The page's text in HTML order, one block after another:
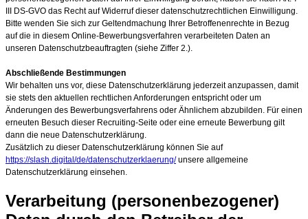
III DS-GVO das Recht auf Widerruf dieser datenschutzrechtlichen Einwilligung.
Bitte wenden Sie sich zur Geltendmachung Ihrer Betroffenenrechte in Bezug
auf die in diesem Online-Bewerbungsverfahren verarbeiteten Daten an
unseren Datenschutzbeauftragten (siehe Ziffer 2.).
Abschließende Bestimmungen
Wir behalten uns vor, diese Datenschutzerklärung jederzeit anzupassen, damit
sie stets den aktuellen rechtlichen Anforderungen entspricht oder um
Änderungen des Bewerbungsverfahrens oder Ähnlichem abzubilden. Für einen
erneuten Besuch dieser Recruiting-Seite oder eine erneute Bewerbung gilt
dann die neue Datenschutzerklärung.
Zusätzlich zu dieser Datenschutzerklärung können Sie auf
https://slash.digital/de/datenschutzerklaerung/unsere allgemeine
Datenschutzerklärung einsehen.
Verarbeitung (personenbezogener)